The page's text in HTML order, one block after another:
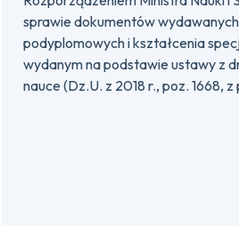
sprawie dokumentów
podyplomowych i kształcenia
wydanym na podstawie ustawy z
nauce (Dz.U. z 2018 r., poz. 1668, z